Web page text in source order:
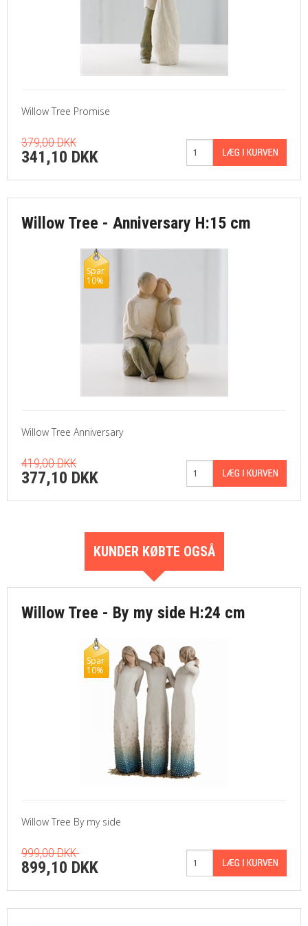
Willow Tree Promise
379,00 DKK
341,10 DKK
Willow Tree - Anniversary H:15 cm
Spar
10%
Willow Tree Anniversary
419,00 DKK
377,10 DKK
KUNDER KØBTE OGSÅ
Willow Tree - By my side H:24 cm
Spar
10%
Willow Tree By my side
999,00 DKK
899,10 DKK